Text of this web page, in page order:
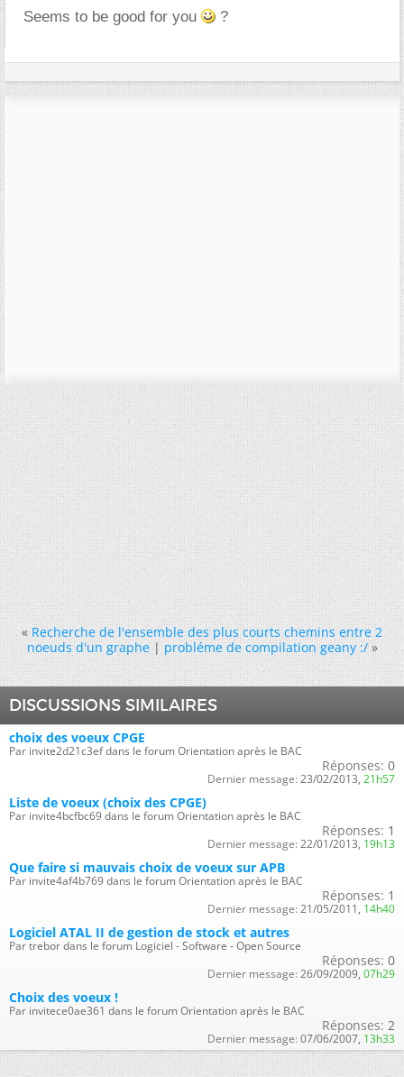
Seems to be good for you ?
« Recherche de l'ensemble des plus courts chemins entre 2
noeuds d'un graphe|probléme de compilation geany :/ »
DISCUSSIONS SIMILAIRES
choix des voeux CPGE
Par invite2d21c3ef dans le forum Orientation après le BAC
Réponses: 0
Dernier message: 23/02/2013, 21h57
Liste de voeux (choix des CPGE)
Par invite4bcfbc69 dans le forum Orientation après le BAC
Réponses: 1
Dernier message: 22/01/2013, 19h13
Que faire si mauvais choix de voeux sur APB
Par invite4af4b769 dans le forum Orientation après le BAC
Réponses: 1
Dernier message: 21/05/2011, 14h40
Logiciel ATAL II de gestion de stock et autres
Par trebor dans le forum Logiciel - Software - Open Source
Réponses: 0
Dernier message: 26/09/2009, 07h29
Choix des voeux !
Par invitece0ae361 dans le forum Orientation après le BAC
Réponses: 2
Dernier message: 07/06/2007, 13h33